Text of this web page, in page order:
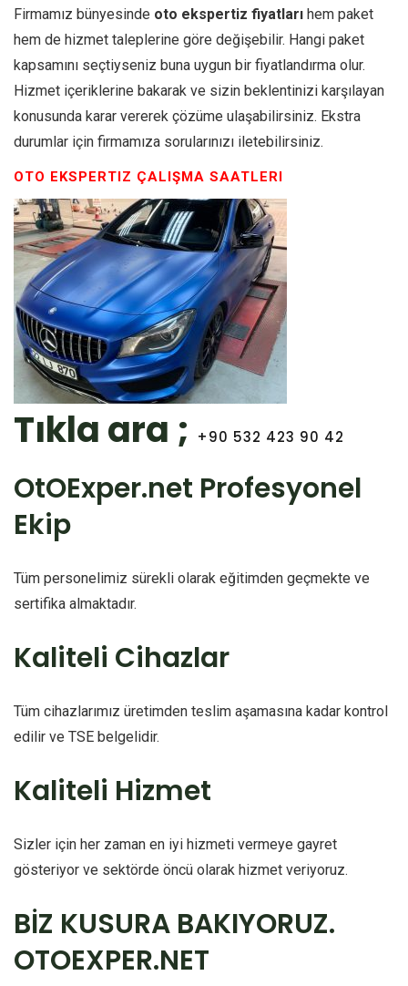
Firmamız bünyesinde oto ekspertiz fiyatları hem paket
hem de hizmet taleplerine göre değişebilir. Hangi paket
kapsamını seçtiyseniz buna uygun bir fiyatlandırma olur.
Hizmet içeriklerine bakarak ve sizin beklentinizi karşılayan
konusunda karar vererek çözüme ulaşabilirsiniz. Ekstra
durumlar için firmamıza sorularınızı iletebilirsiniz.
OTO EKSPERTIZ ÇALIŞMA SAATLERI
Tıkla ara ; +90 532 423 90 42
OtOExper.net Profesyonel
Ekip
Tüm personelimiz sürekli olarak eğitimden geçmekte ve
sertifika almaktadır.
Kaliteli Cihazlar
Tüm cihazlarımız üretimden teslim aşamasına kadar kontrol
edilir ve TSE belgelidir.
Kaliteli Hizmet
Sizler için her zaman en iyi hizmeti vermeye gayret
gösteriyor ve sektörde öncü olarak hizmet veriyoruz.
BİZ KUSURA BAKIYORUZ.
OTOEXPER.NET